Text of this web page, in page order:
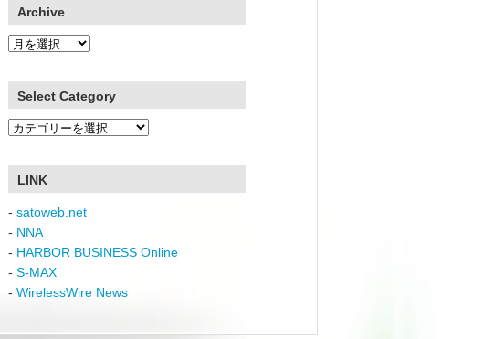
Archive
Archive
Select Category
Select
LINK
- satoweb.net
- NNA
- HARBOR BUSINESS Online
- S-MAX
- WirelessWire News